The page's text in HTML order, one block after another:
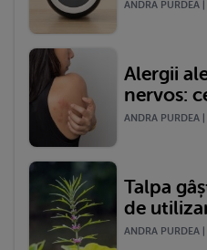
ANDRA PURDEA
Alergii
nervos:
ANDRA PURDEA
Talpa
de
ANDRA PURDEA